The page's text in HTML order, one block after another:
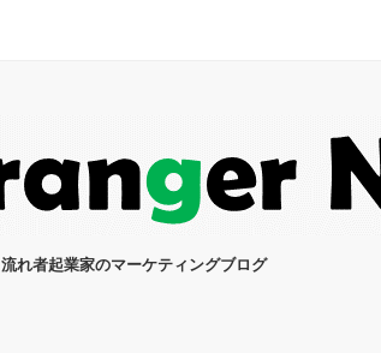
流れ者起業家のマーケティングブログ